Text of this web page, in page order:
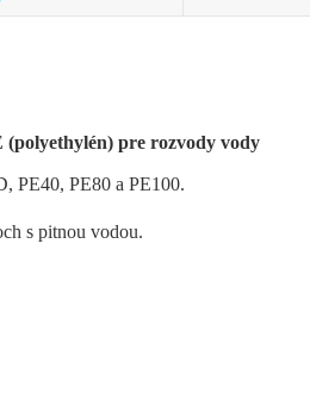
(polyethylén) pre rozvody vody
PE40, PE80 a PE100.
s pitnou vodou.